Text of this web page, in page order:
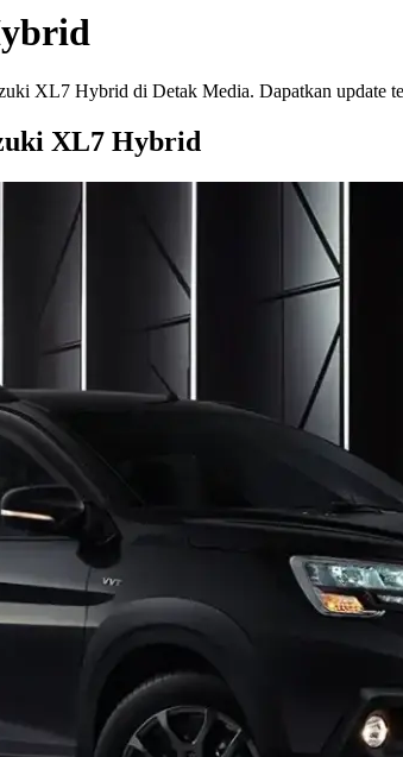
XL7 Hybrid di Detak Media. Dapatkan update
XL7 Hybrid